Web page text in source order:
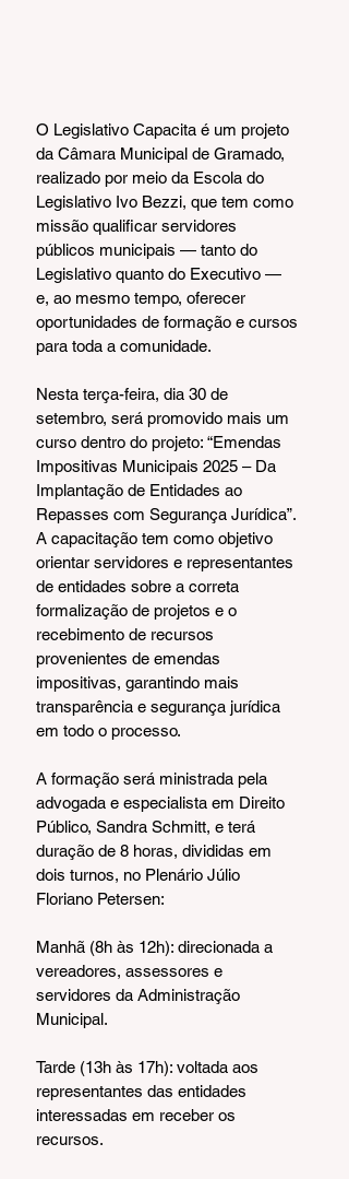
O Legislativo Capacita é um projeto
da Câmara Municipal de Gramado,
realizado por meio da Escola do
Legislativo Ivo Bezzi, que tem como
missão qualificar servidores
públicos municipais — tanto do
Legislativo quanto do Executivo —
e, ao mesmo tempo, oferecer
oportunidades de formação e cursos
para toda a comunidade.
Nesta terça-feira, dia 30 de
setembro, será promovido mais um
curso dentro do projeto: “Emendas
Impositivas Municipais 2025 – Da
Implantação de Entidades ao
Repasses com Segurança Jurídica”.
A capacitação tem como objetivo
orientar servidores e representantes
de entidades sobre a correta
formalização de projetos e o
recebimento de recursos
provenientes de emendas
impositivas, garantindo mais
transparência e segurança jurídica
em todo o processo.
A formação será ministrada pela
advogada e especialista em Direito
Público, Sandra Schmitt, e terá
duração de 8 horas, divididas em
dois turnos, no Plenário Júlio
Floriano Petersen:
Manhã (8h às 12h): direcionada a
vereadores, assessores e
servidores da Administração
Municipal.
Tarde (13h às 17h): voltada aos
representantes das entidades
interessadas em receber os
recursos.